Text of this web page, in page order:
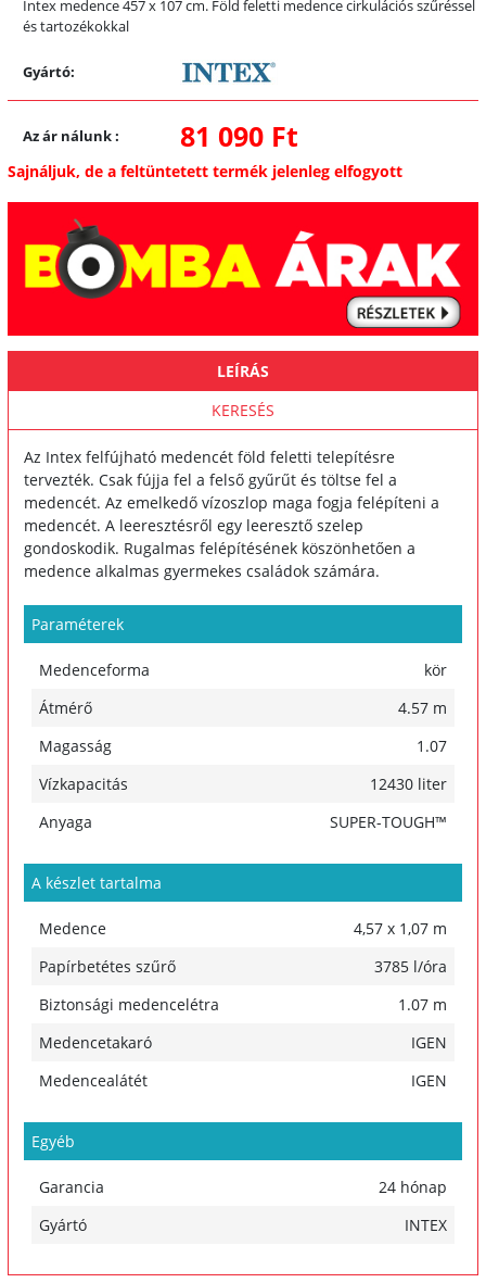
Intex medence 457 x 107 cm. Föld feletti medence cirkulációs szűréssel
és tartozékokkal
Gyártó:
Az ár nálunk: 81 090 Ft
Sajnáljuk, de a feltüntetett termék jelenleg elfogyott
LEÍRÁS
KERESÉS
Az Intex felfújható medencét föld feletti telepítésre
tervezték. Csak fújja fel a felső gyűrűt és töltse fel a
medencét. Az emelkedő vízoszlop maga fogja felépíteni a
medencét. A leeresztésről egy leeresztő szelep
gondoskodik. Rugalmas felépítésének köszönhetően a
medence alkalmas gyermekes családok számára.
Paraméterek
Medenceforma
kör
Átmérő
4.57 m
Magasság
1.07
Vízkapacitás
12430 liter
Anyaga
SUPER-TOUGH™
A készlet tartalma
Medence
4,57 x 1,07 m
Papírbetétes szűrő
3785 l/óra
Biztonsági medencelétra
1.07 m
Medencetakaró
IGEN
Medencealátét
IGEN
Egyéb
Garancia
24 hónap
Gyártó
INTEX